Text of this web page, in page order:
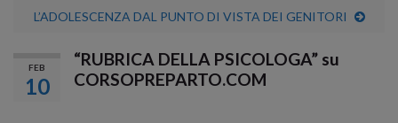
L’ADOLESCENZA DAL PUNTO DI VISTA DEI GENITORI
FEB
10
“RUBRICA DELLA PSICOLOGA” su
CORSOPREPARTO.COM